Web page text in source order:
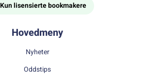
Kun lisensierte bookmakere
Hovedmeny
Nyheter
Oddstips